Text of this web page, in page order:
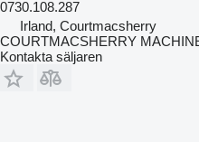
0730.108.287
Irland, Courtmacsherry
COURTMACSHERRY
Kontakta säljaren